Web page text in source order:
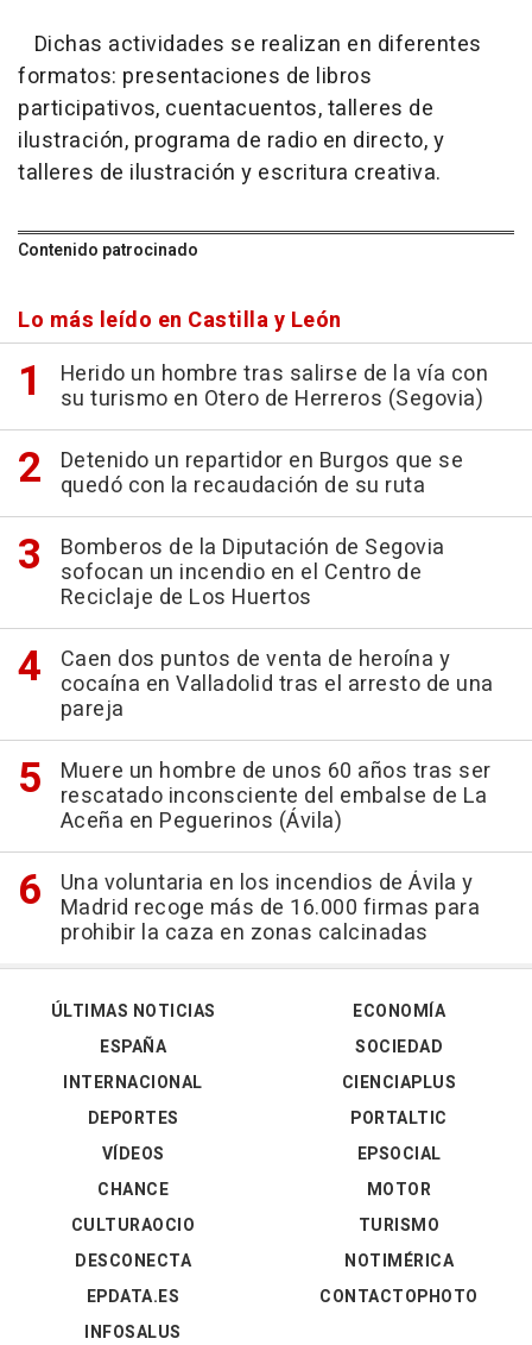
Dichas actividades se realizan en diferentes
formatos: presentaciones de libros
participativos, cuentacuentos, talleres de
ilustración, programa de radio en directo, y
talleres de ilustración y escritura creativa.
Contenido patrocinado
Lo más leído en Castilla y León
Herido un hombre tras salirse de la vía con
su turismo en Otero de Herreros (Segovia)
Detenido un repartidor en Burgos que se
quedó con la recaudación de su ruta
Bomberos de la Diputación de Segovia
sofocan un incendio en el Centro de
Reciclaje de Los Huertos
Caen dos puntos de venta de heroína y
cocaína en Valladolid tras el arresto de una
pareja
Muere un hombre de unos 60 años tras ser
rescatado inconsciente del embalse de La
Aceña en Peguerinos (Ávila)
Una voluntaria en los incendios de Ávila y
Madrid recoge más de 16.000 firmas para
prohibir la caza en zonas calcinadas
ÚLTIMAS NOTICIAS
ESPAÑA
INTERNACIONAL
DEPORTES
VÍDEOS
ECONOMÍA
SOCIEDAD
CIENCIAPLUS
PORTALTIC
EPSOCIAL
CHANCE
CULTURAOCIO
DESCONECTA
EPDATA.ES
INFOSALUS
MOTOR
TURISMO
NOTIMÉRICA
CONTACTOPHOTO